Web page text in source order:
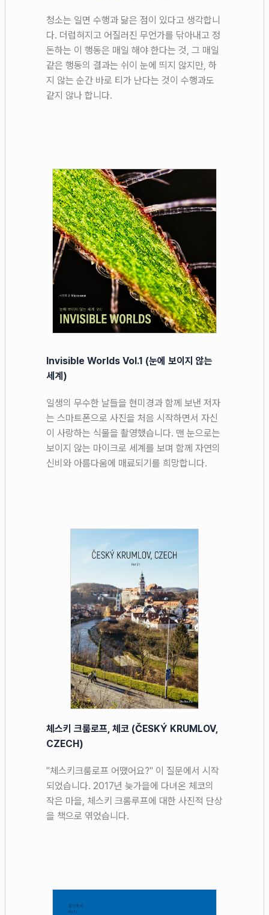
청소는 일면 수행과 닮은 점이 있다고 생각합니
다. 더럽혀지고 어질러진 무언가를 닦아내고 정
돈하는 이 행동은 매일 해야 한다는 것, 그 매일
같은 행동의 결과는 쉬이 눈에 띄지 않지만, 하
지 않는 순간 바로 티가 난다는 것이 수행과도
같지 않나 합니다.
Invisible Worlds Vol.1 (눈에 보이지 않는
세계)
일생의 무수한 날들을 현미경과 함께 보낸 저자
는 스마트폰으로 사진을 처음 시작하면서 자신
이 사랑하는 식물을 촬영했습니다. 맨 눈으로는
보이지 않는 마이크로 세계를 보며 함께 자연의
신비와 아름다움에 매료되기를 희망합니다.
체스키 크룸로프, 체코 (ČESKÝ KRUMLOV,
CZECH)
"체스키크룸로프 어땠어요?" 이 질문에서 시작
되었습니다. 2017년 늦가을에 다녀온 체코의
작은 마을, 체스키 크롬루프에 대한 사진적 단상
을 책으로 엮었습니다.